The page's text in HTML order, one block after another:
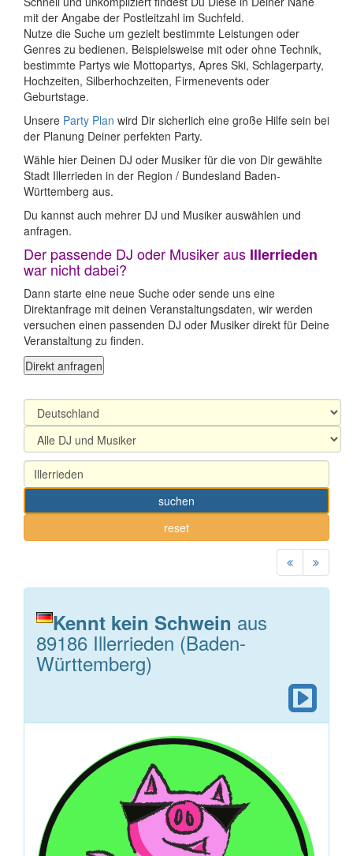
mit der Angabe der Postleitzahl im Suchfeld.
Nutze die Suche um gezielt bestimmte Leistungen oder
Genres zu bedienen. Beispielsweise mit oder ohne Technik,
bestimmte Partys wie Mottopartys, Apres Ski, Schlagerparty,
Hochzeiten, Silberhochzeiten, Firmenevents oder
Geburtstage.
Unsere Party Plan wird Dir sicherlich eine große Hilfe sein bei
der Planung Deiner perfekten Party.
Wähle hier Deinen DJ oder Musiker für die von Dir gewählte
Stadt Illerrieden in der Region / Bundesland Baden-
Württemberg aus.
Du kannst auch mehrer DJ und Musiker auswählen und
anfragen.
Der passende DJ oder Musiker aus Illerrieden
war nicht dabei?
Dann starte eine neue Suche oder sende uns eine
Direktanfrage mit deinen Veranstaltungsdaten, wir werden
versuchen einen passenden DJ oder Musiker direkt für Deine
Veranstaltung zu finden.
Direkt anfragen
suchen
reset
Kennt kein Schwein aus
89186 Illerrieden (Baden-
Württemberg)